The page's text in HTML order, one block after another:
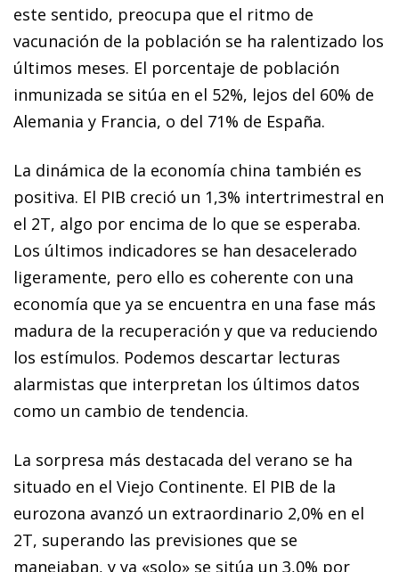
este sentido, preocupa que el ritmo de
vacunación de la población se ha ralentizado los
últimos meses. El porcentaje de población
inmunizada se sitúa en el 52%, lejos del 60% de
Alemania y Francia, o del 71% de España.
La dinámica de la economía china también es
positiva. El PIB creció un 1,3% intertrimestral en
el 2T, algo por encima de lo que se esperaba.
Los últimos indicadores se han desacelerado
ligeramente, pero ello es coherente con una
economía que ya se encuentra en una fase más
madura de la recuperación y que va reduciendo
los estímulos. Podemos descartar lecturas
alarmistas que interpretan los últimos datos
como un cambio de tendencia.
La sorpresa más destacada del verano se ha
situado en el Viejo Continente. El PIB de la
eurozona avanzó un extraordinario 2,0% en el
2T, superando las previsiones que se
manejaban, y ya «solo» se sitúa un 3,0% por